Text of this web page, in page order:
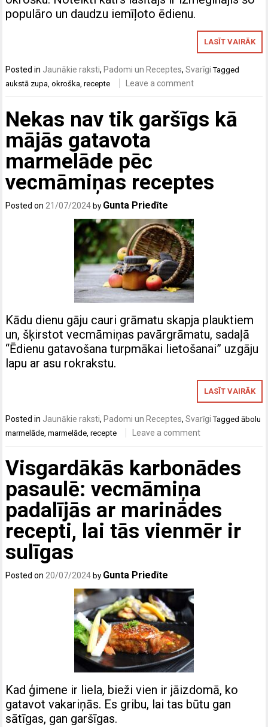
populāro un daudzu iemīļoto ēdienu.
LASĪT VAIRĀK
Posted in Jaunākie raksti, Padomi un Receptes,Svarīgi Tagged
aukstā zupa,okroška,recepte Leave a comment
Nekas nav tik garšīgs kā
mājās gatavota
marmelāde pēc
vecmāmiņas receptes
Posted on 21/07/2024 by Gunta Priedīte
Kādu dienu gāju cauri grāmatu skapja plauktiem
un, šķirstot vecmāmiņas pavārgrāmatu, sadaļā
“Ēdienu gatavošana turpmākai lietošanai” uzgāju
lapu ar asu rokrakstu.
LASĪT VAIRĀK
Posted in Jaunākie raksti, Padomi un Receptes,Svarīgi Taggedābolu
marmelāde ,marmelāde ,recepte Leave a comment
Visgardākās karbonādes
pasaulē: vecmāmiņa
padalījās ar marinādes
recepti, lai tās vienmēr ir
sulīgas
Posted on 20/07/2024 by Gunta Priedīte
Kad ģimene ir liela, bieži vien ir jāizdomā, ko
gatavot vakariņās. Es gribu, lai tas būtu gan
sātīgas, gan garšīgas.